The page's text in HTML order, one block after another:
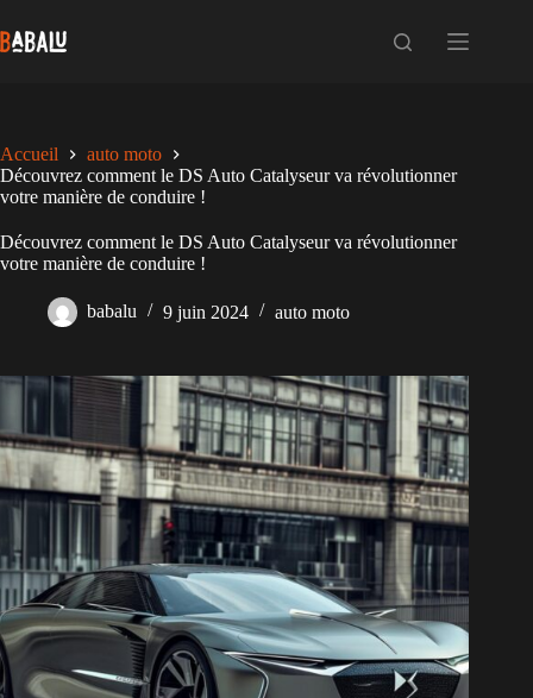
au
contenu
Accueil
auto moto
Découvrez comment le DS Auto Catalyseur va révolutionner
votre manière de conduire !
Découvrez comment le DS Auto Catalyseur va révolutionner
votre manière de conduire !
babalu 9 juin 2024 auto moto